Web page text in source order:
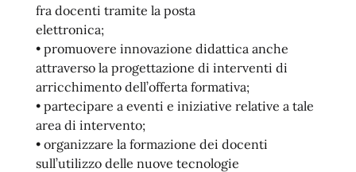
fra docenti tramite la posta
elettronica;
• promuovere innovazione didattica anche
attraverso la progettazione di interventi di
arricchimento dell’offerta formativa;
• partecipare a eventi e iniziative relative a tale
area di intervento;
• organizzare la formazione dei docenti
sull’utilizzo delle nuove tecnologie